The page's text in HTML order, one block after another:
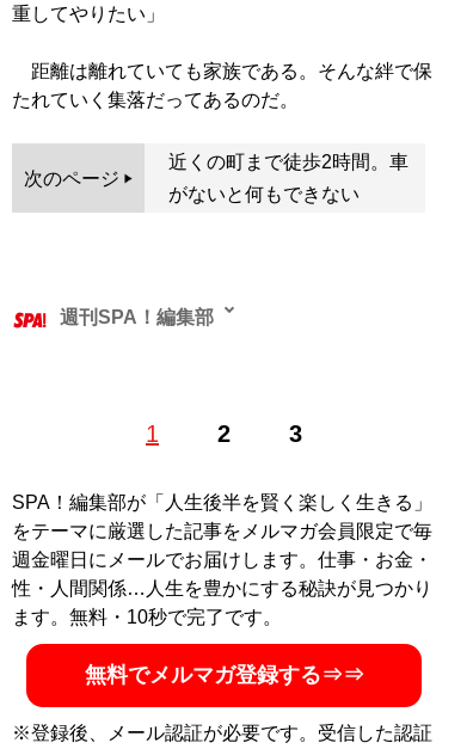
重してやりたい」
距離は離れていても家族である。そんな絆で保
たれていく集落だってあるのだ。
次のページ
近くの町まで徒歩2時間。車
がないと何もできない
1 2 3
週刊SPA！編集部
SPA！編集部が「人生後半を賢く楽しく生きる」
をテーマに厳選した記事をメルマガ会員限定で毎
週金曜日にメールでお届けします。仕事・お金・
性・人間関係…人生を豊かにする秘訣が見つかり
ます。無料・10秒で完了です。
無料でメルマガ登録する⇒⇒
※登録後、メール認証が必要です。受信した認証